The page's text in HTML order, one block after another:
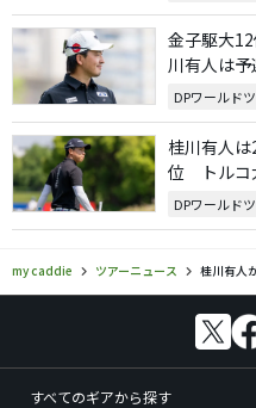
金子駆大
川有人は予
DPワールド
桂川有人
位 トルコ
DPワールド
my caddie ツアーニュース 桂川有人
すべてのギアから探す